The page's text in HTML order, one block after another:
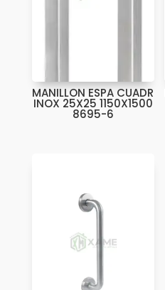
MANILLON ESPA CUADR
INOX 25X25 1150X1500
8695-6